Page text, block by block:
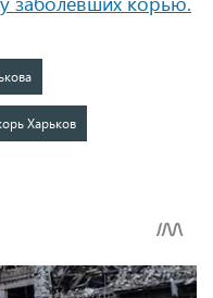
Харьков